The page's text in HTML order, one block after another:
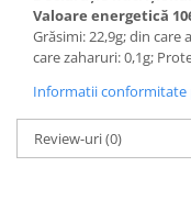
Valoare energetică
Grăsimi: 22,9g; din care
care zaharuri: 0,1g;
Informatii conformitate
Review-uri(0)